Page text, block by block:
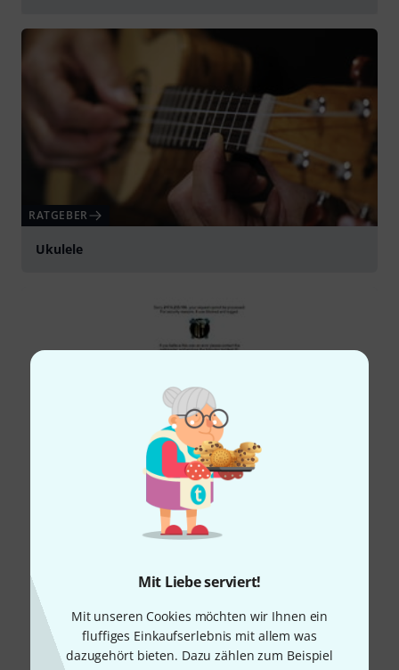
Mit Liebe serviert!
Mit unseren Cookies möchten wir Ihnen ein
fluffiges Einkaufserlebnis mit allem was
dazugehört bieten. Dazu zählen zum Beispiel
RATGEBER
Ukulele